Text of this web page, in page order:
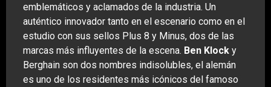
emblemáticos y aclamados de la industria. Un
auténtico innovador tanto en el escenario como en el
estudio con sus sellos Plus 8 y Minus, dos de las
marcas más influyentes de la escena. Ben Klock y
Berghain son dos nombres indisolubles, el alemán
es uno de los residentes más icónicos del famoso